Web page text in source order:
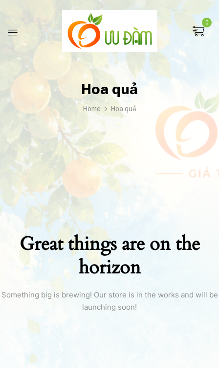
0
Hoa quả
Home Hoa quả
Great things are on the
horizon
Something big is brewing! Our store is in the works and will be
launching soon!